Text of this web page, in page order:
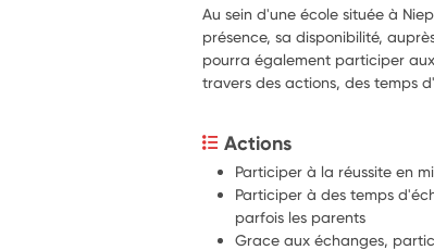
Au sein d'une école située à
présence, sa disponibilité,
pourra également participer
travers des actions, des temps
Actions
Participer à la réussite en
Participer à des temps
parfois les parents
Grace aux échanges,